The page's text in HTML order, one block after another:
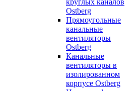
круглых каналов
Ostberg
Прямоугольные
канальные
вентиляторы
Ostberg
Канальные
вентиляторы в
изолированном
корпусе Ostberg